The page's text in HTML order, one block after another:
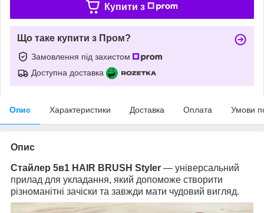
Купити з
Що таке купити з Пром?
Замовлення під захистом
Доступна доставка
Опис Характеристики Доставка Оплата Умови
Опис
Стайлер 5в1 HAIR BRUSH Styler — універсальний
прилад для укладання, який допоможе створити
різноманітні зачіски та завжди мати чудовий вигляд.